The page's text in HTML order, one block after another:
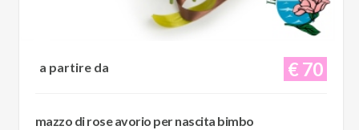
€ 70
a partire da
mazzo di rose avorio per nascita bimbo